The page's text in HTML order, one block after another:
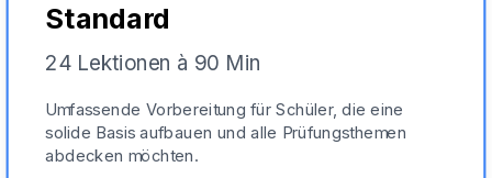
Standard
24 Lektionen à 90 Min
Umfassende Vorbereitung für Schüler, die eine
solide Basis aufbauen und alle Prüfungsthemen
abdecken möchten.